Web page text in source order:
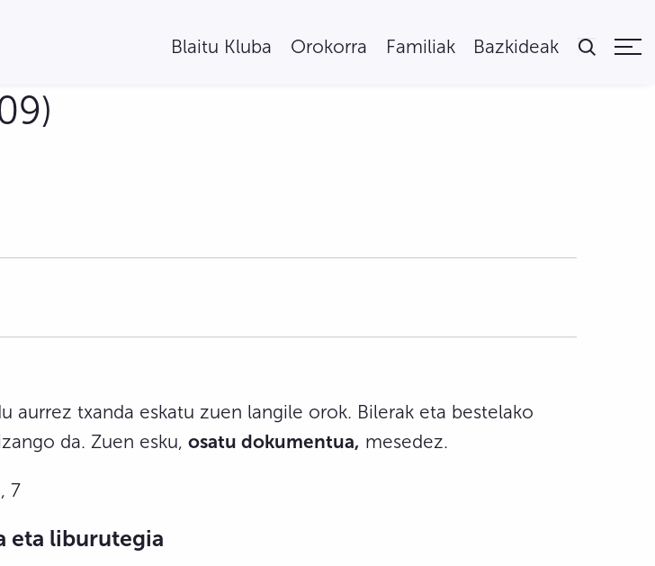
Blaitu Kluba Orokorra Familiak Bazkideak
aurrez txanda eskatu zuen langile orok. Bilerak eta bestelako
da. Zuen esku, osatu dokumentua, mesedez.
7
eta liburutegia